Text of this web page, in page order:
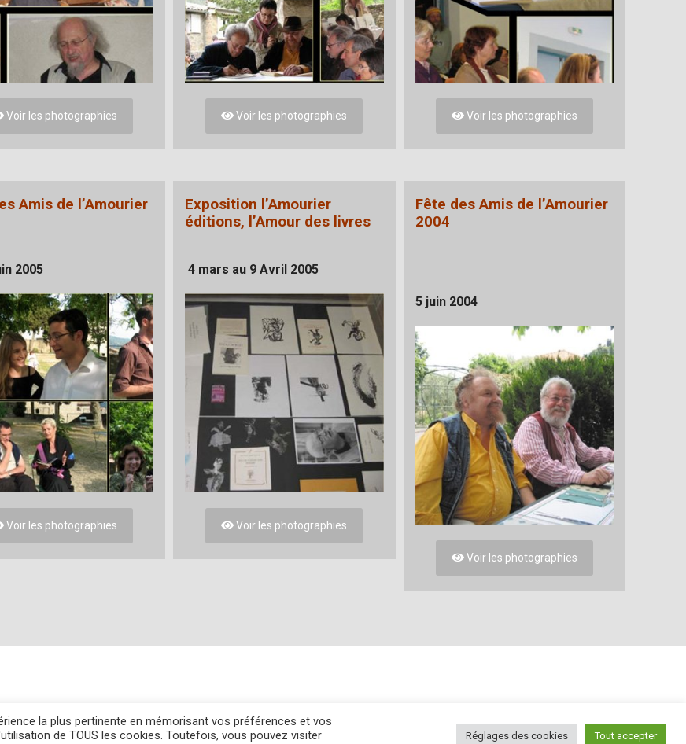
Voir les photographies Voir les photographies Voir les photographies
Amis de l’Amourier
2005
Voir les photographies
Exposition l’Amourier
éditions, l’Amour des livres
4 mars au 9 Avril 2005
Voir les photographies
Fête des Amis de l’Amourier
2004
5 juin 2004
Voir les photographies
la plus pertinente en mémorisant vos préférences et vos
de TOUS les cookies. Toutefois, vous pouvez visiter
Réglages des cookies Tout accepter